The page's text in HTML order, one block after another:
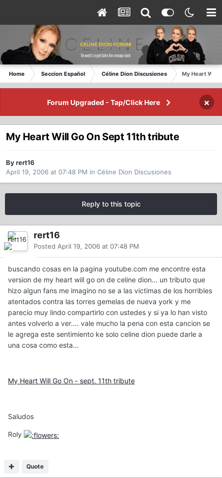
Home Seccion Español Céline Dion Discusiones My Heart Will
Forum Upgraded - Tap/Click Here ×
My Heart Will Go On Sept 11th tribute
By rert16
April 19, 2006 at 07:48 PM in Céline Dion Discusiones
Reply to this topic
rert16
Posted April 19, 2006 at 07:48 PM
buscando cosas en la pagina youtube.com me encontre esta
version de my heart will go on de celine dion... un tributo que
hizo algun fans me imagino no se a las victimas de los horribles
atentados contra las torres gemelas de nueva york y me
parecio muy lindo compartirlo con ustedes y si ya lo han visto
antes volverlo a ver.... vale mucho la pena con esta cancion se
le agrega este sentimiento ke solo celine dion puede darle a
una cosa como esta...
My Heart Will Go On - sept. 11th tribute
Saludos
Roly
Quote